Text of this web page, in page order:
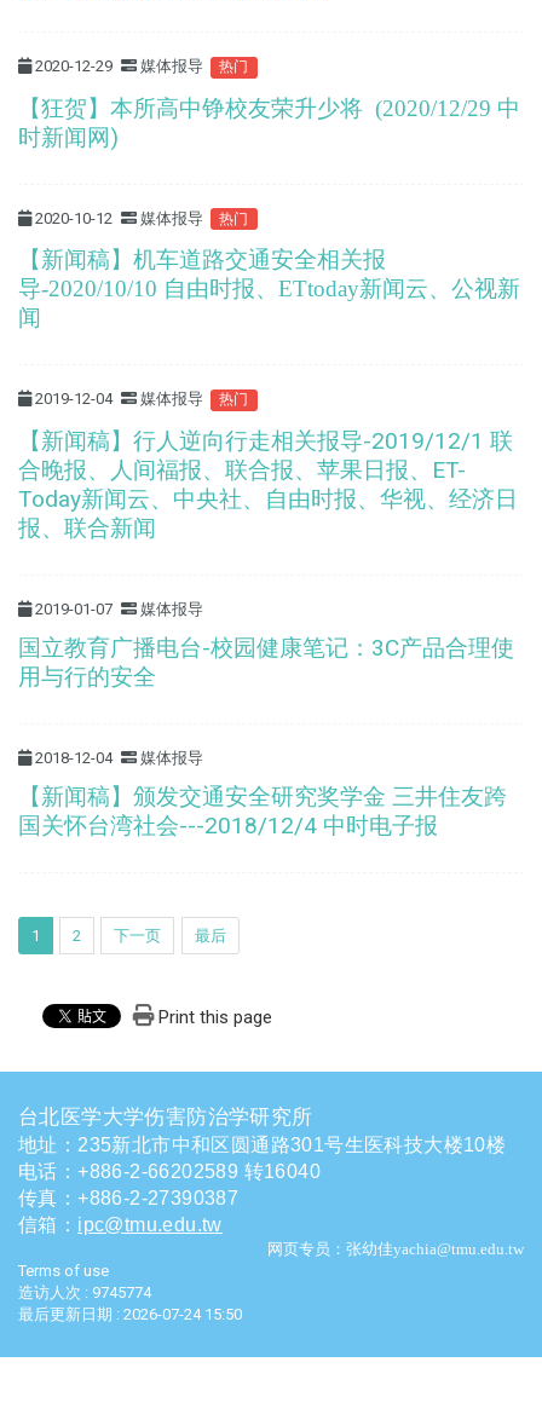
2020-12-29 媒体报导 热门
【狂贺】本所高中铮校友荣升少将 (2020/12/29 中
时新闻网)
2020-10-12 媒体报导 热门
【新闻稿】机车道路交通安全相关报
导-2020/10/10 自由时报、ETtoday新闻云、公视新
闻
2019-12-04 媒体报导 热门
【新闻稿】行人逆向行走相关报导-2019/12/1 联
合晚报、人间福报、联合报、苹果日报、ET-
Today新闻云、中央社、自由时报、华视、经济日
报、联合新闻
2019-01-07 媒体报导
国立教育广播电台-校园健康笔记：3C产品合理使
用与行的安全
2018-12-04 媒体报导
【新闻稿】颁发交通安全研究奖学金 三井住友跨
国关怀台湾社会---2018/12/4 中时电子报
1 2 下一页 最后
Print this page
台北医学大学伤害防治学研究所
地址：235新北市中和区圆通路301号生医科技大楼10楼
电话 ：+886-2-66202589 转16040
传真：+886-2-27390387
信箱 ： ipc@tmu.edu.tw
网页专员：张幼佳yachia@tmu.edu.tw
Terms of use
造访人次 : 9745774
最后更新日期 : 2026-07-24 15:50